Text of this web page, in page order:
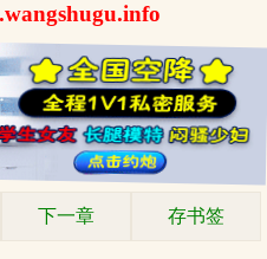
下一章 存书签